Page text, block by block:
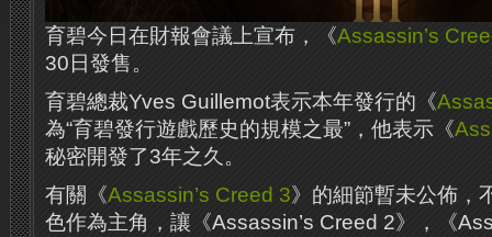
育碧今日在財報會議上宣布，《Assassin’s
30日發售。
育碧總裁Yves Guillemot表示本年發行的《
為“育碧發行遊戲歷史的規模之最”，他表示《
秘密開發了3年之久。
有關《Assassin’s Creed 3》的細節暫未公佈，
色作為主角，讓《Assassin’s Creed 2》，《